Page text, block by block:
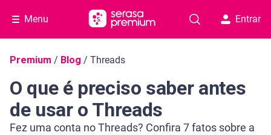
Menu Entrar
Navegação do blog
Premium / Blog / Threads
O que é preciso saber antes
de usar o Threads
Fez uma conta no Threads? Confira 7 fatos sobre a